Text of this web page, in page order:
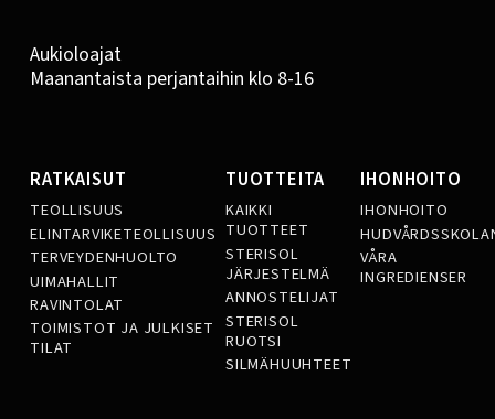
Aukioloajat
Maanantaista perjantaihin klo 8-16
RATKAISUT
TEOLLISUUS
ELINTARVIKETEOLLISUUS
TERVEYDENHUOLTO
UIMAHALLIT
RAVINTOLAT
TOIMISTOT JA JULKISET
TILAT
TUOTTEITA
KAIKKI
TUOTTEET
STERISOL
JÄRJESTELMÄ
ANNOSTELIJAT
STERISOL
RUOTSI
SILMÄHUUHTEET
IHONHOITO
IHONHOITO
VÅRA
INGREDIENSER